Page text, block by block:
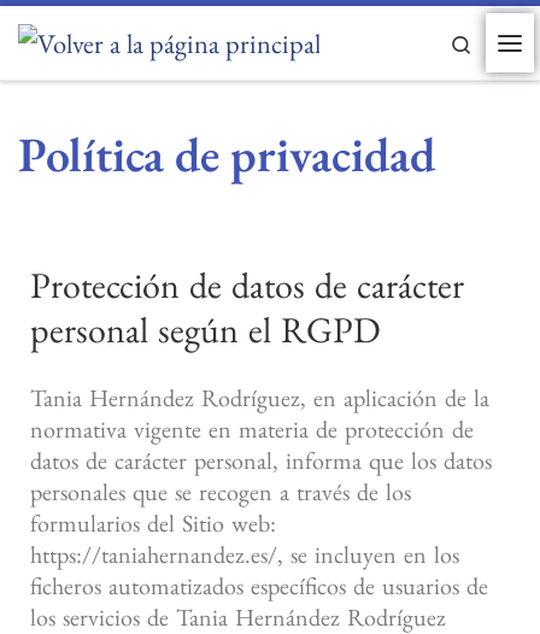
Saltar al contenido Search
Política de privacidad
Protección de datos de carácter
personal según el RGPD
Tania Hernández Rodríguez, en aplicación de la
normativa vigente en materia de protección de
datos de carácter personal, informa que los datos
personales que se recogen a través de los
formularios del Sitio web:
https://taniahernandez.es/, se incluyen en los
ficheros automatizados específicos de usuarios de
los servicios de Tania Hernández Rodríguez